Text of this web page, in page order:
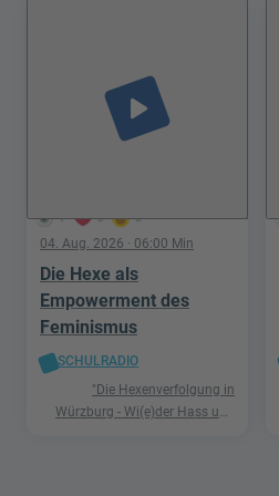
1 0 0
play_arrow
04. Aug. 2026 · 06:00 Min
Die Hexe als
Empowerment des
Feminismus
SCHULRADIO
"Die Hexenverfolgung in
Würzburg - Wi(e)der Hass und